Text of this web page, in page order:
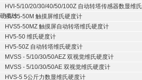
HVI-5/10/20/30/40/50/100Z 自动转塔传感器数显维氏
硬度计
HVS5-50M 触摸屏维氏硬度计
HVS5-50MZ 触摸屏自动转塔维氏硬度计
HV5-50 维氏硬度计
HV5-50Z 自动转塔维氏硬度计
MVSS - 5/10/30/50AEZ 双视觉维氏硬度计
MVSS - 5/10/30/50AE 双视觉维氏硬度计
HVS-5 5公斤力数显维氏硬度计